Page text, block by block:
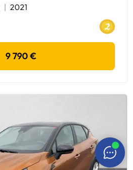
2021
9 790 €